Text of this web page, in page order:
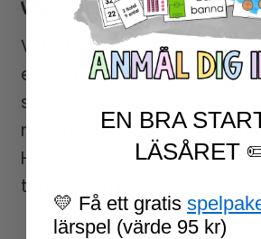
VÄGLEDD SKRIVNING –
Vi fortsätter med skapande
eleverna nu skriver hela
skapar ny text, med samma
meningsstruktur som i den
Här aktiverar vi
temat och lär oss använda
EN BRA
LÄSÅRET
💛 Få ett gratis
lärspel (värde 95 kr)